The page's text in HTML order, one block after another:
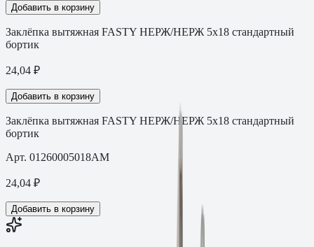
Добавить в корзину
Заклёпка вытяжная FASTY НЕРЖ/НЕРЖ 5х18 стандартный
бортик
24,04 ₽
Добавить в корзину
Заклёпка вытяжная FASTY НЕРЖ/НЕРЖ 5х18 стандартный
бортик
Арт. 01260005018AM
24,04 ₽
Добавить в корзину